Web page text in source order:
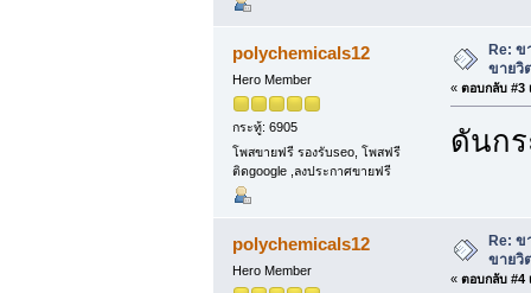
polychemicals12
Hero Member
กระทู้: 6905
โพสขายฟรี รองรับseo, โพสฟรี
ติดgoogle ,ลงประกาศขายฟรี
Re: ข
ขายวิ
« ตอบกลับ #3
ดันก
polychemicals12
Hero Member
Re: ข
ขายวิ
« ตอบกลับ #4